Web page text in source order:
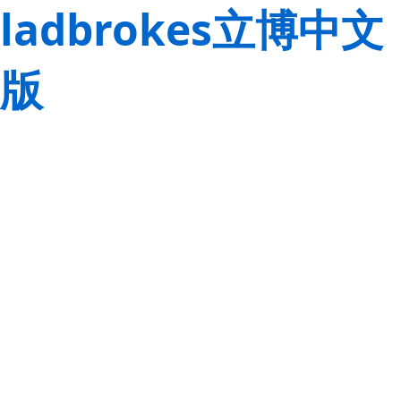
ladbrokes立博中文
版